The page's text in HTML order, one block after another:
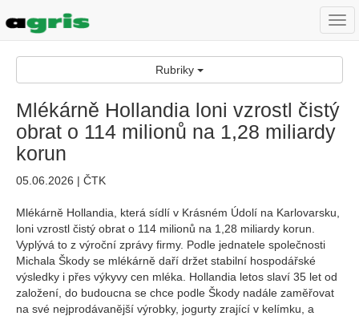
Rubriky
Mlékárně Hollandia loni vzrostl čistý
obrat o 114 milionů na 1,28 miliardy
korun
05.06.2026 | ČTK
Mlékárně Hollandia, která sídlí v Krásném Údolí na Karlovarsku,
loni vzrostl čistý obrat o 114 milionů na 1,28 miliardy korun.
Vyplývá to z výroční zprávy firmy. Podle jednatele společnosti
Michala Škody se mlékárně daří držet stabilní hospodářské
výsledky i přes výkyvy cen mléka. Hollandia letos slaví 35 let od
založení, do budoucna se chce podle Škody nadále zaměřovat
na své nejprodávanější výrobky, jogurty zrající v kelímku, a